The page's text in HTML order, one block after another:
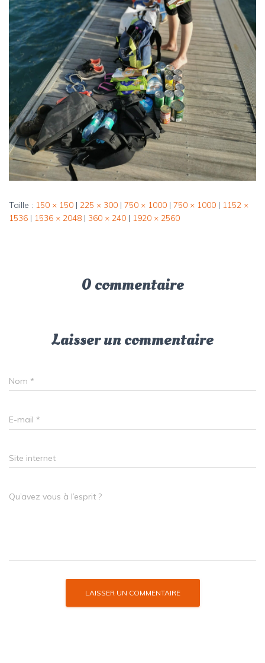
Taille : 150 × 150 | 225 × 300 | 750 × 1000 | 750 × 1000 | 1152 ×
1536 | 1536 × 2048 | 360 × 240 | 1920 × 2560
0 commentaire
Laisser un commentaire
Nom *
E-mail *
Site internet
Qu’avez vous à l’esprit ?